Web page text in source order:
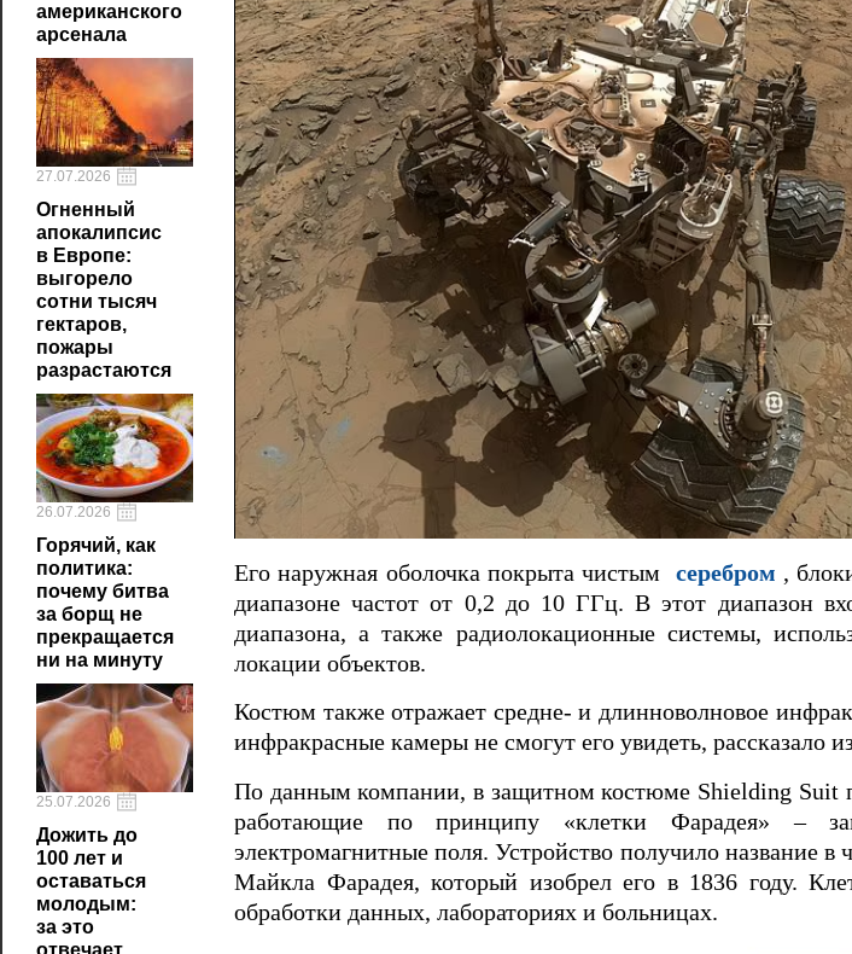
американского
арсенала
27.07.2026
Огненный
апокалипсис
в Европе:
выгорело
сотни тысяч
гектаров,
пожары
разрастаются
26.07.2026
Горячий, как
политика:
почему битва
за борщ не
прекращается
ни на минуту
25.07.2026
Дожить до
100 лет и
оставаться
молодым:
за это
отвечает
Его наружная оболочка покрыта чистым серебром ,
диапазоне частот от 0,2 до 10 ГГц. В этот диапазон
диапазона, а также радиолокационные системы,
локации объектов.
Костюм также отражает средне- и длинноволновое
инфракрасные камеры не смогут его увидеть, рассказало
По данным компании, в защитном костюме Shielding Suit
работающие по принципу «клетки Фарадея» –
электромагнитные поля. Устройство получило название в
Майкла Фарадея, который изобрел его в 1836 году.
обработки данных, лабораториях и больницах.